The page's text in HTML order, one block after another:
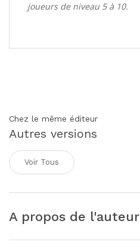
joueurs de niveau 5 à 10.
Chez le même éditeur
Autres versions
Voir Tous
A propos de l'auteur